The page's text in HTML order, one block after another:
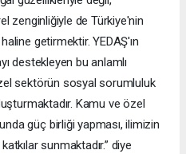
zenginliğiyle de Türkiye'nin
getirmektir. YEDAŞ'ın
destekleyen bu anlamlı
sektörün sosyal sorumluluk
Kamu ve özel
güç birliği yapması, ilimizin
sunmaktadır.” diye